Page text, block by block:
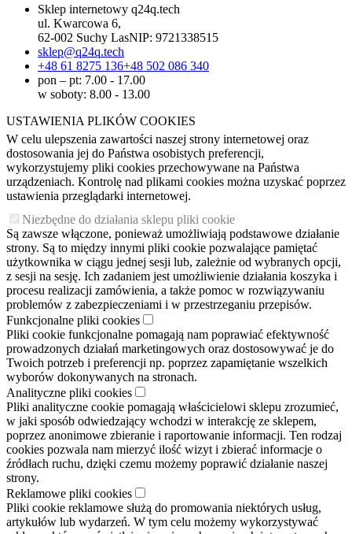
Sklep internetowy q24q.tech
ul. Kwarcowa 6,
62-002 Suchy LasNIP: 9721338515
sklep@q24q.tech
+48 61 8275 136+48 502 086 340
pon – pt: 7.00 - 17.00
w soboty: 8.00 - 13.00
USTAWIENIA PLIKÓW COOKIES
W celu ulepszenia zawartości naszej strony internetowej oraz
dostosowania jej do Państwa osobistych preferencji,
wykorzystujemy pliki cookies przechowywane na Państwa
urządzeniach. Kontrolę nad plikami cookies można uzyskać poprzez
ustawienia przeglądarki internetowej.
Niezbędne do działania sklepu pliki cookie
Są zawsze włączone, ponieważ umożliwiają podstawowe działanie
strony. Są to między innymi pliki cookie pozwalające pamiętać
użytkownika w ciągu jednej sesji lub, zależnie od wybranych opcji,
z sesji na sesję. Ich zadaniem jest umożliwienie działania koszyka i
procesu realizacji zamówienia, a także pomoc w rozwiązywaniu
problemów z zabezpieczeniami i w przestrzeganiu przepisów.
Funkcjonalne pliki cookies
Pliki cookie funkcjonalne pomagają nam poprawiać efektywność
prowadzonych działań marketingowych oraz dostosowywać je do
Twoich potrzeb i preferencji np. poprzez zapamiętanie wszelkich
wyborów dokonywanych na stronach.
Analityczne pliki cookies
Pliki analityczne cookie pomagają właścicielowi sklepu zrozumieć,
w jaki sposób odwiedzający wchodzi w interakcję ze sklepem,
poprzez anonimowe zbieranie i raportowanie informacji. Ten rodzaj
cookies pozwala nam mierzyć ilość wizyt i zbierać informacje o
źródłach ruchu, dzięki czemu możemy poprawić działanie naszej
strony.
Reklamowe pliki cookies
Pliki cookie reklamowe służą do promowania niektórych usług,
artykułów lub wydarzeń. W tym celu możemy wykorzystywać